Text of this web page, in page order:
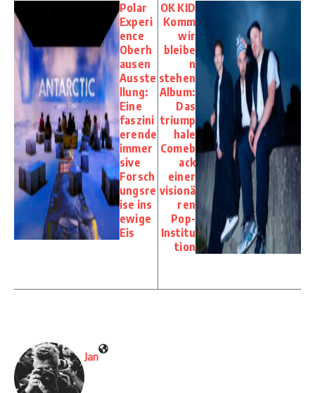
Polar
Experi
ence
Oberh
ausen
Ausste
llung:
Eine
faszini
erende
immer
sive
Forsch
ungsre
ise ins
ewige
Eis
OK KID
Komm
wir
bleibe
n
stehen
Album:
Das
triump
hale
Comeb
ack
einer
visionä
ren
Pop-
Institu
tion
Jan